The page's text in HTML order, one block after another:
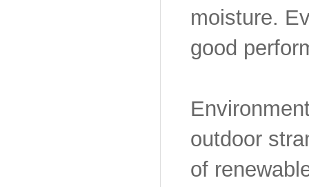
moisture.
good
outdoor
of